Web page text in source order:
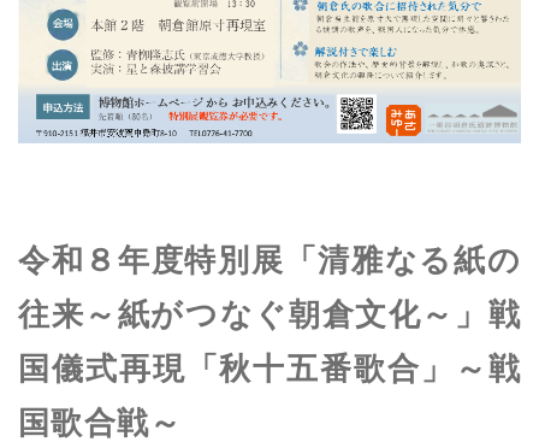
アクセス Access
各種申請
イベント Event
デジタルアーカイブ Digital Archive
令和８年度特別展「清雅なる紙の
往来～紙がつなぐ朝倉文化～」戦
国儀式再現「秋十五番歌合」～戦
国歌合戦～